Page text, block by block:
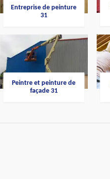
Entreprise de peinture
31
Peintre et peinture de
façade 31